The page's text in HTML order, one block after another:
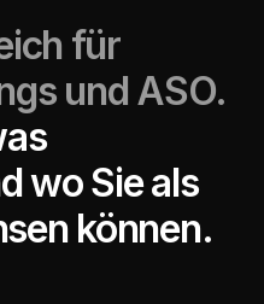
für
und ASO.
wo Sie als
können.